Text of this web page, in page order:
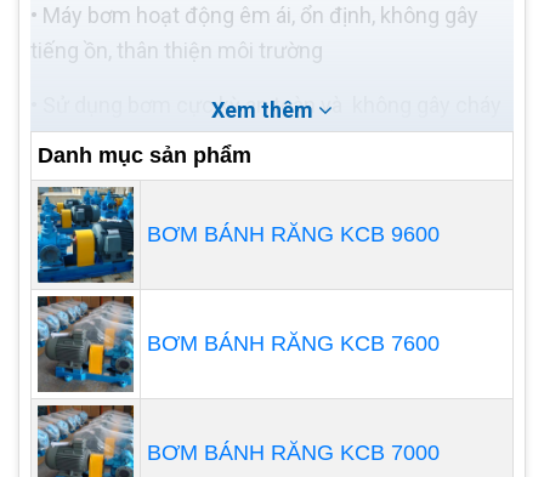
• Máy bơm hoạt động êm ái, ổn định, không gây
tiếng ồn, thân thiện môi trường
Sử dụng bơm cực kỳ an toàn và không gây cháy
nổ, bảo vệ người dùng và hệ thống khỏi các sự cố
cháy nổ
Tốc độ dòng chảy thấp, khả năng định lượng
chính xác cao
Xem thêm
Danh mục sản phẩm
BƠM BÁNH RĂNG KCB 9600
BƠM BÁNH RĂNG KCB 7600
BƠM BÁNH RĂNG KCB 7000